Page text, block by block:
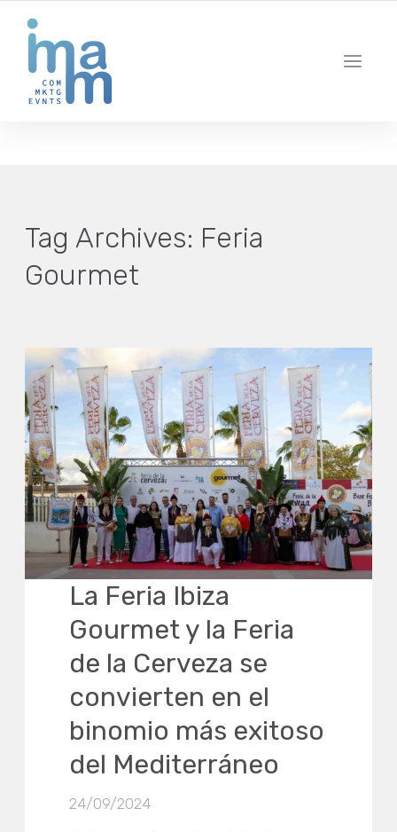
IBIZA · MADRID · BARCELONA
Tag Archives: Feria
Gourmet
La Feria Ibiza
Gourmet y la Feria
de la Cerveza se
convierten en el
binomio más exitoso
del Mediterráneo
24/09/2024